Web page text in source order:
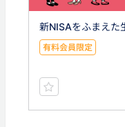
新NISAをふまえた
有料会員限定